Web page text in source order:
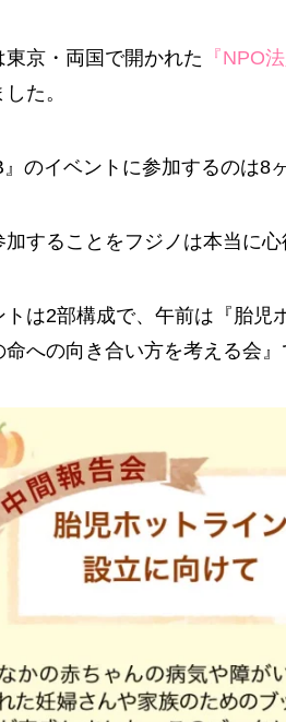
東京・両国で開かれた 『NPO
た。
』のイベントに参加するのは8
加することをフジノは本当に心
トは2部構成で、午前は『胎児
命への向き合い方を考える会』